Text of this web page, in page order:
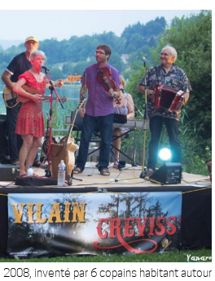
2008, inventé par 6 copains habitant autour